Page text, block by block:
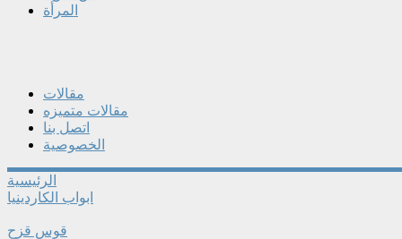
المرأة
مقالات
مقالات متميزه
اتصل بنا
الخصوصية
الرئيسية
ابواب الكاردينيا
قوس قزح